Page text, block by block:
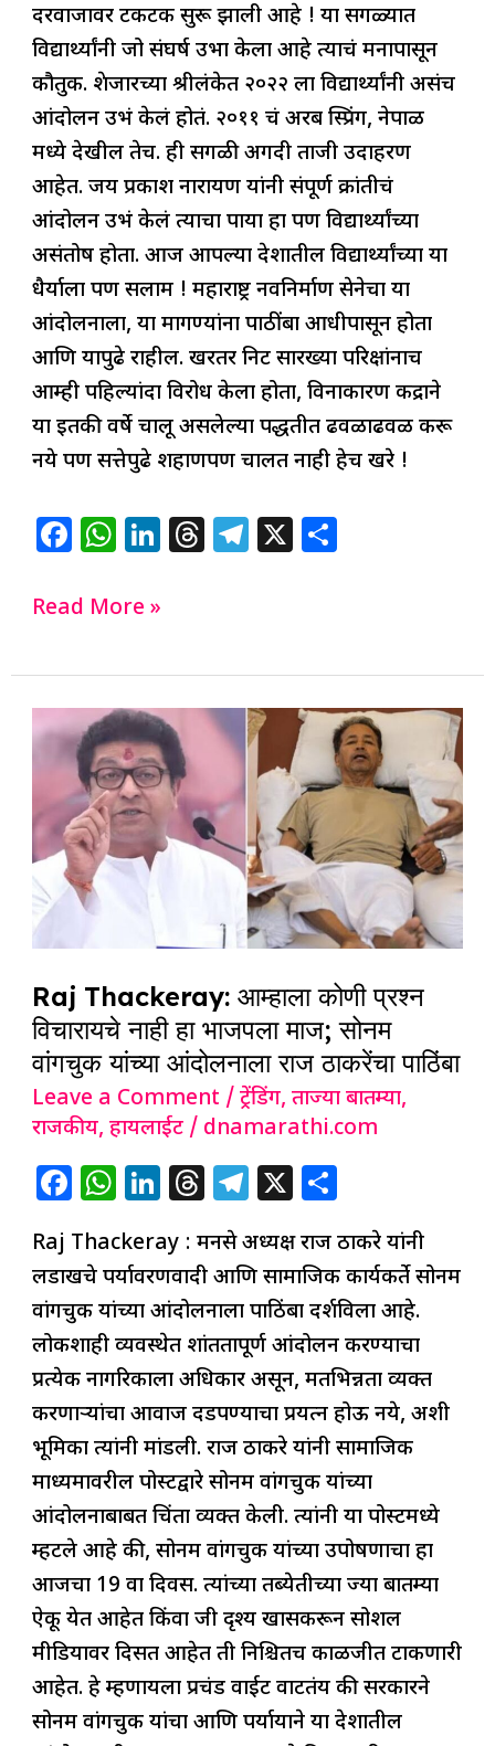
दरवाजावर टकटक सुरू झाली आहे ! या सगळ्यात
विद्यार्थ्यांनी जो संघर्ष उभा केला आहे त्याचं मनापासून
कौतुक. शेजारच्या श्रीलंकेत २०२२ ला विद्यार्थ्यांनी असंच
आंदोलन उभं केलं होतं. २०११ चं अरब स्प्रिंग, नेपाळ
मध्ये देखील तेच. ही सगळी अगदी ताजी उदाहरण
आहेत. जय प्रकाश नारायण यांनी संपूर्ण क्रांतीचं
आंदोलन उभं केलं त्याचा पाया हा पण विद्यार्थ्यांच्या
असंतोष होता. आज आपल्या देशातील विद्यार्थ्यांच्या या
धैर्याला पण सलाम ! महाराष्ट्र नवनिर्माण सेनेचा या
आंदोलनाला, या मागण्यांना पाठींबा आधीपासून होता
आणि यापुढे राहील. खरतर निट सारख्या परिक्षांनाच
आम्ही पहिल्यांदा विरोध केला होता, विनाकारण केंद्राने
या इतकी वर्षे चालू असलेल्या पद्धतीत ढवळाढवळ करू
नये पण सत्तेपुढे शहाणपण चालत नाही हेच खरे !
F
c
b
o
o
k
W
at
A
p
p
Li
dI
n
T
d
s
T
ra
m
X
Read More »
Raj Thackeray: आम्हाला कोणी प्रश्न
विचारायचे नाही हा भाजपला माज; सोनम
वांगचुक यांच्या आंदोलनाला राज ठाकरेंचा पाठिंबा
Leave a Comment /ट्रेंडिंग,ताज्या बातम्या,
राजकीय,हायलाईट / dnamarathi.com
F
c
e
b
o
o
k
W
at
s
A
p
p
Li
k
e
dI
n
T
h
re
a
d
s
T
e
g
ra
m
X
ar
e
Raj Thackeray : मनसे अध्यक्ष राज ठाकरे यांनी
लडाखचे पर्यावरणवादी आणि सामाजिक कार्यकर्ते सोनम
वांगचुक यांच्या आंदोलनाला पाठिंबा दर्शविला आहे.
लोकशाही व्यवस्थेत शांततापूर्ण आंदोलन करण्याचा
प्रत्येक नागरिकाला अधिकार असून, मतभिन्नता व्यक्त
करणाऱ्यांचा आवाज दडपण्याचा प्रयत्न होऊ नये, अशी
भूमिका त्यांनी मांडली. राज ठाकरे यांनी सामाजिक
माध्यमावरील पोस्टद्वारे सोनम वांगचुक यांच्या
आंदोलनाबाबत चिंता व्यक्त केली. त्यांनी या पोस्टमध्ये
म्हटले आहे की, सोनम वांगचुक यांच्या उपोषणाचा हा
आजचा 19 वा दिवस. त्यांच्या तब्येतीच्या ज्या बातम्या
ऐकू येत आहेत किंवा जी दृश्य खासकरून सोशल
मीडियावर दिसत आहेत ती निश्चितच काळजीत टाकणारी
आहेत. हे म्हणायला प्रचंड वाईट वाटतंय की सरकारने
सोनम वांगचुक यांचा आणि पर्यायाने या देशातील
Raj
Thackeray:
आम्हाला
कोणी
प्रश्न
विचारायचे
नाही
भाजपला
माज;
सोनम
वांगचुक
यांच्या
आंदोलनाला
राज
ठाकरेंचा
पाठिंबा